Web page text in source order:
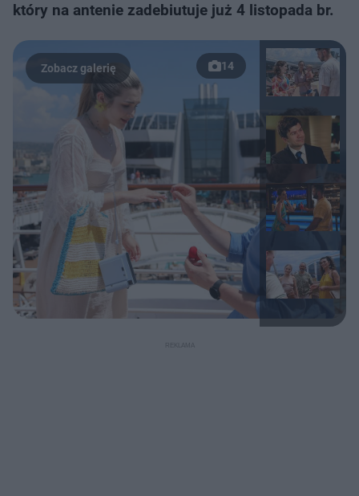
który na antenie zadebiutuje już 4 listopada br.
14